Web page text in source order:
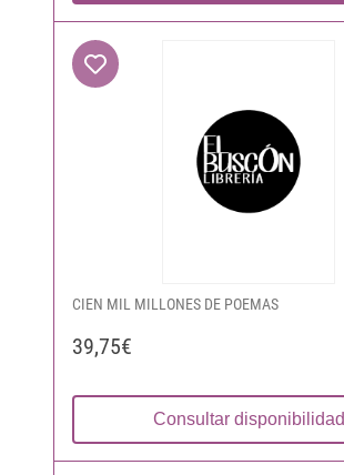
CIEN MIL MILLONES DE POEMAS
39,75€
Consultar disponibilidad